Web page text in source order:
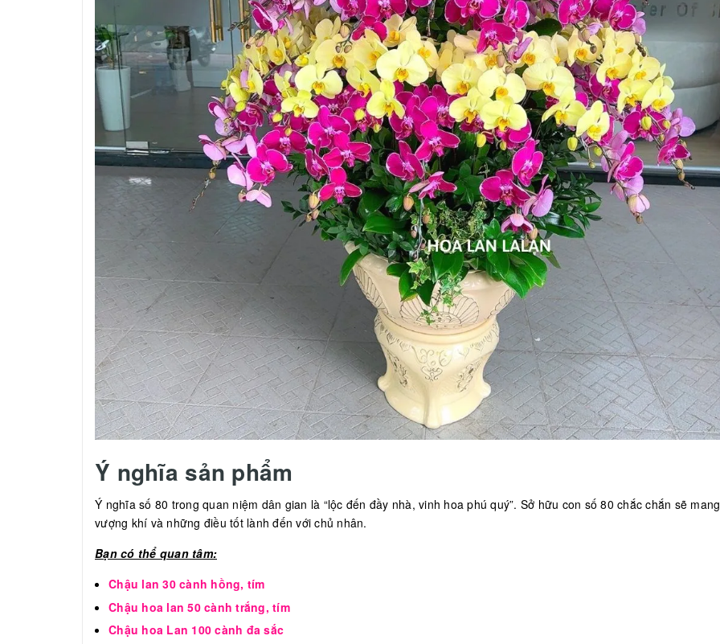
Ý nghĩa sản phẩm
Ý nghĩa số 80 trong quan niệm dân gian là “lộc đến đầy nhà, vinh hoa phú quý”. Sở hữu con số 80 chắc chắn sẽ mang
vượng khí và những điều tốt lành đến với chủ nhân.
Bạn có thể quan tâm:
Chậu lan 30 cành hồng, tím
Chậu hoa lan 50 cành trắng, tím
Chậu hoa Lan 100 cành đa sắc